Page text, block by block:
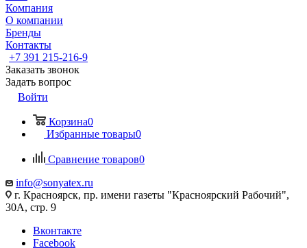
Компания
О компании
Бренды
Контакты
+7 391 215-216-9
Заказать звонок
Задать вопрос
Войти
Корзина0
Избранные товары0
Сравнение товаров0
info@sonyatex.ru
г. Красноярск, пр. имени газеты "Красноярский Рабочий",
30А, стр. 9
Вконтакте
Facebook